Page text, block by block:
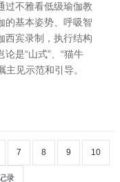
过不雅看低级瑜伽教
的基本姿势、呼吸智
西宾录制，执行结构
是“山式”、“猫牛
主见示范和引导。
7 8 9 10
录